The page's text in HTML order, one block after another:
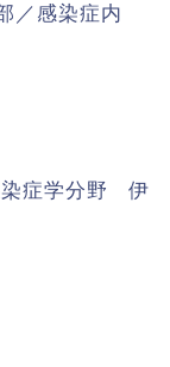
／感染症内
染症学分野 伊